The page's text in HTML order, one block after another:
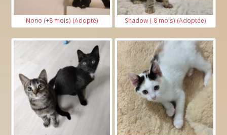
Nono (+8 mois) (Adopté) Shadow (-8 mois) (Adoptée)